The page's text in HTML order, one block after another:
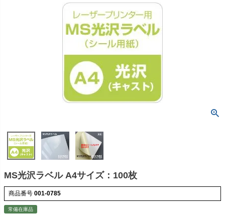
MS光沢ラベル A4サイズ：100枚
商品番号 001-0785
常備在庫品